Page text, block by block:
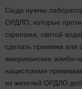
Сюда нужны
ОРДЛО, которые
скрепами, святой
сделать прививки или
американские зомбо-
нацистскими
из жителей ОРДЛО